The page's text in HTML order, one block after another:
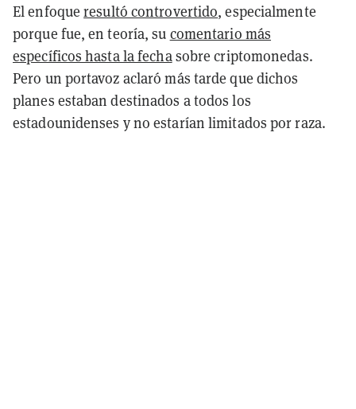
El enfoqueresultó controvertido, especialmente
porque fue, en teoría, su comentario más
específicos hasta la fechasobre criptomonedas.
Pero un portavoz aclaró más tarde que dichos
planes estaban destinados a todos los
estadounidenses y no estarían limitados por raza.